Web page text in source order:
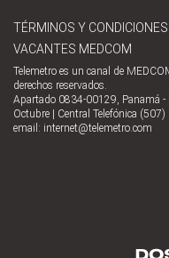
TÉRMINOS Y CONDICIONES
VACANTES MEDCOM
Telemetro es un canal de
derechos reservados.
Apartado 0834-00129, Panamá -
Octubre | Central Telefónica
email: internet@telemetro.com